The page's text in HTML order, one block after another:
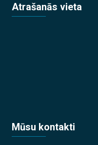
Atrašanās vieta
Mūsu kontakti